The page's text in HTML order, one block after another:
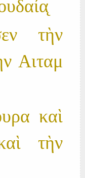
τὴν
Αιταμ
καὶ
τὴν